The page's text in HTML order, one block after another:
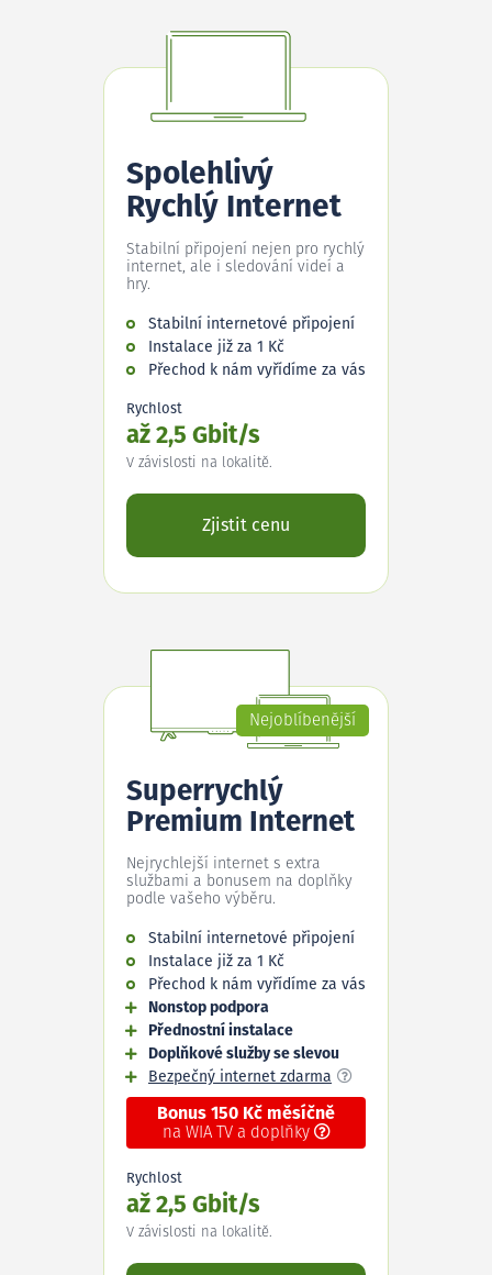
Spolehlivý
Rychlý Internet
Stabilní připojení nejen pro rychlý
internet, ale i sledování videí a
hry.
Stabilní internetové připojení
Instalace již za 1 Kč
Přechod k nám vyřídíme za vás
Rychlost
až 2,5 Gbit/s
V závislosti na lokalitě.
Zjistit cenu
Nejoblíbenější
Superrychlý
Premium Internet
Nejrychlejší internet s extra
službami a bonusem na doplňky
podle vašeho výběru.
Stabilní internetové připojení
Instalace již za 1 Kč
Přechod k nám vyřídíme za vás
Nonstop podpora
Přednostní instalace
Doplňkové služby se slevou
Bezpečný internet zdarma
Bonus 150 Kč měsíčně
na WIA TV a doplňky
Rychlost
až 2,5 Gbit/s
V závislosti na lokalitě.